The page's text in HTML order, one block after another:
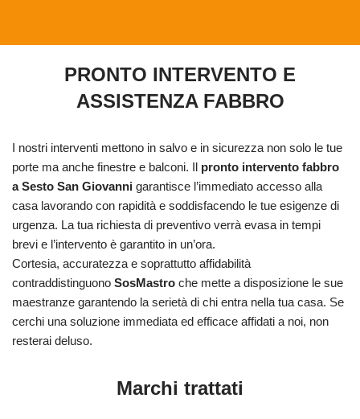
PRONTO INTERVENTO E
ASSISTENZA FABBRO
I nostri interventi mettono in salvo e in sicurezza non solo le tue
porte ma anche finestre e balconi. Il pronto intervento fabbro
a Sesto San Giovanni garantisce l’immediato accesso alla
casa lavorando con rapidità e soddisfacendo le tue esigenze di
urgenza. La tua richiesta di preventivo verrà evasa in tempi
brevi e l’intervento è garantito in un’ora.
Cortesia, accuratezza e soprattutto affidabilità
contraddistinguono SosMastro che mette a disposizione le sue
maestranze garantendo la serietà di chi entra nella tua casa. Se
cerchi una soluzione immediata ed efficace affidati a noi, non
resterai deluso.
Marchi trattati